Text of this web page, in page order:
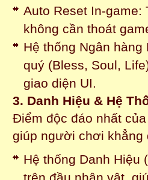
Auto Reset In-game:
không cần thoát
Hệ thống Ngân
quý (Bless, Soul,
giao diện UI.
3. Danh Hiệu & Hệ
Điểm độc đáo nhất
giúp người chơi khẳng
Hệ thống Danh Hiệu